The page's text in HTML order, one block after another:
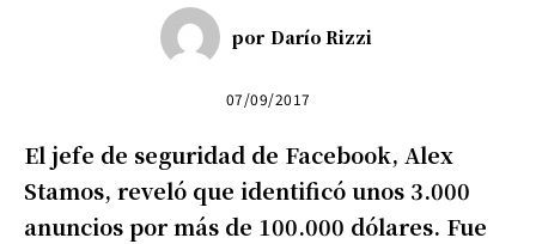
por Darío Rizzi
07/09/2017
El jefe de seguridad de Facebook, Alex
Stamos, reveló que identificó unos 3.000
anuncios por más de 100.000 dólares. Fue